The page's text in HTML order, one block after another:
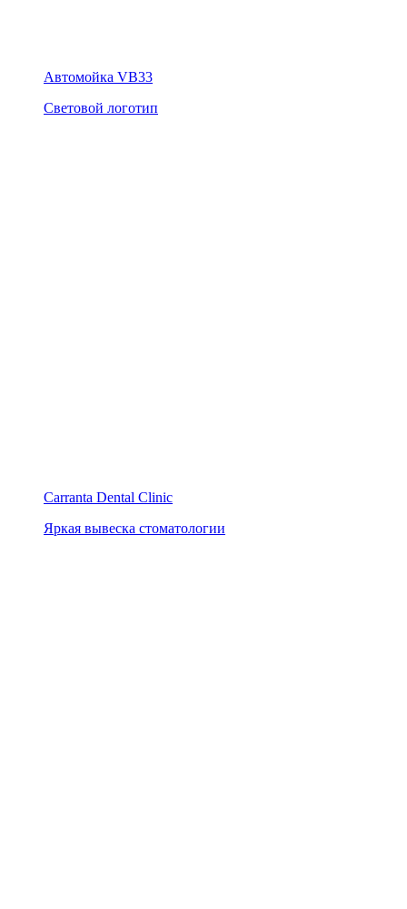
Автомойка VB33
Световой логотип
Carranta Dental Clinic
Яркая вывеска стоматологии